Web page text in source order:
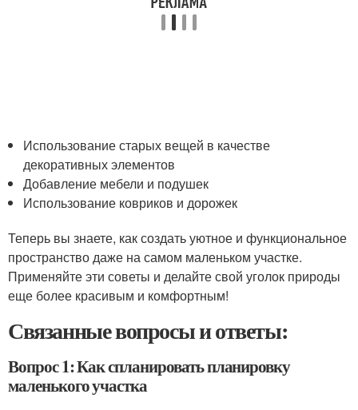
Использование старых вещей в качестве
декоративных элементов
Добавление мебели и подушек
Использование ковриков и дорожек
Теперь вы знаете, как создать уютное и функциональное
пространство даже на самом маленьком участке.
Применяйте эти советы и делайте свой уголок природы
еще более красивым и комфортным!
Связанные вопросы и ответы:
Вопрос 1: Как спланировать планировку
маленького участка